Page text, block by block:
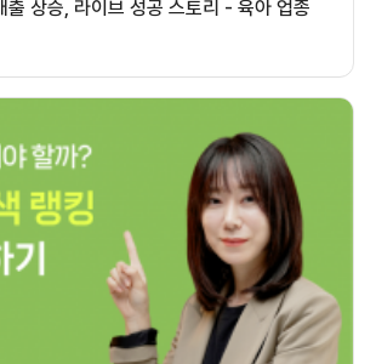
출 상승, 라이브 성공 스토리 - 육아 업종